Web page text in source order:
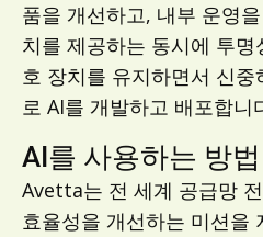
품을 개선하고, 내부 운영
치를 제공하는 동시에 투
호 장치를 유지하면서 신
로 AI를 개발하고 배포합니
AI를 사용하는 방법
Avetta는 전 세계 공급망
효율성을 개선하는 미션을